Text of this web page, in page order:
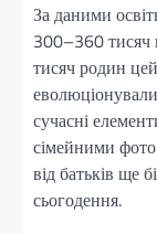
За даними
300–360 тисяч
тисяч родин
сучасні
сімейними
від батьків ще
сьогодення.